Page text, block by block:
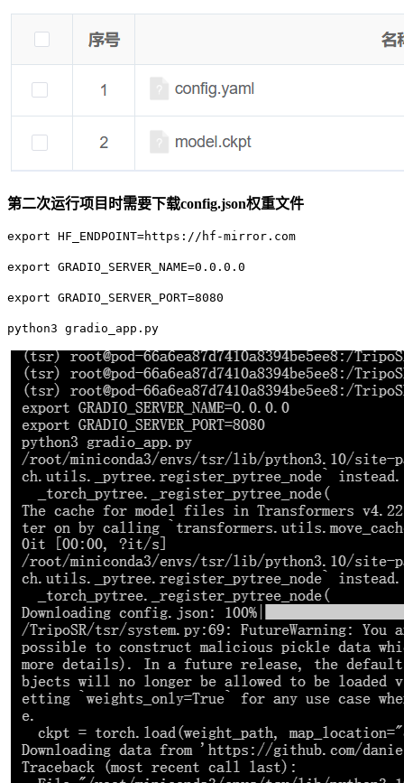
第二次运行项目时需要下载config.json权重文件
export HF_ENDPOINT=https://hf-mirror.com
export GRADIO_SERVER_NAME=0.0.0.0
export GRADIO_SERVER_PORT=8080
python3 gradio_app.py